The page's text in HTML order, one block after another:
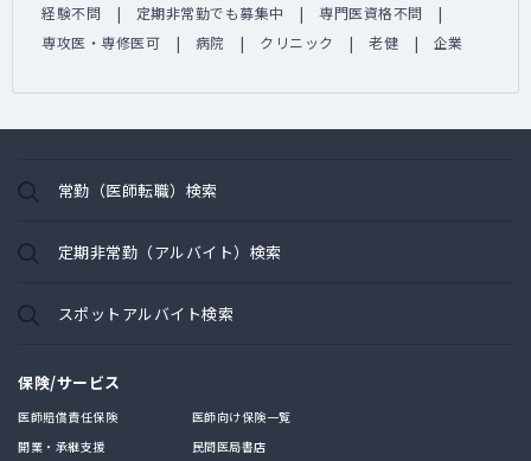
経験不問
定期非常勤でも募集中
専門医資格不問
専攻医・専修医可
病院 クリニック 老健 企業
常勤（医師転職）検索
定期非常勤（アルバイト）検索
スポットアルバイト検索
保険/サービス
医師賠償責任保険
医師向け保険一覧
開業・承継支援
民間医局書店